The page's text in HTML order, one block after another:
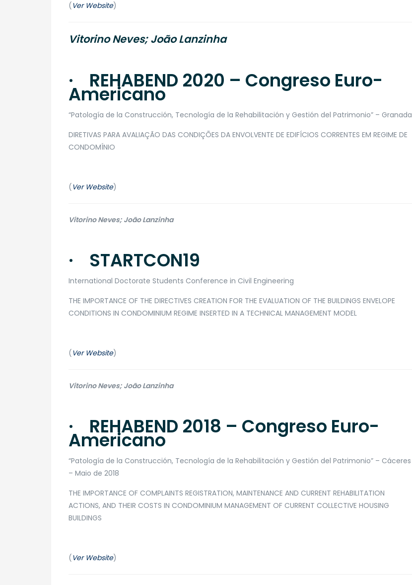
( Ver Website)
Vitorino Neves; João Lanzinha
· REHABEND 2020 – Congreso Euro-
Americano
“Patología de la Construcción, Tecnología de la Rehabilitación y Gestión del Patrimonio” – Granada
​DIRETIVAS PARA AVALIAÇÃO DAS CONDIÇÕES DA ENVOLVENTE DE EDIFÍCIOS CORRENTES EM REGIME DE
CONDOMÍNIO
( Ver Website)
Vitorino Neves; João Lanzinha
· STARTCON19
International Doctorate Students Conference in Civil Engineering
​THE IMPORTANCE OF THE DIRECTIVES CREATION FOR THE EVALUATION OF THE BUILDINGS ENVELOPE
CONDITIONS IN CONDOMINIUM REGIME INSERTED IN A TECHNICAL MANAGEMENT MODEL
( Ver Website)
Vitorino Neves; João Lanzinha
· REHABEND 2018 – Congreso Euro-
Americano
“Patología de la Construcción, Tecnología de la Rehabilitación y Gestión del Patrimonio” – Cáceres
– Maio de 2018
​THE IMPORTANCE OF COMPLAINTS REGISTRATION, MAINTENANCE AND CURRENT REHABILITATION
ACTIONS, AND THEIR COSTS IN CONDOMINIUM MANAGEMENT OF CURRENT COLLECTIVE HOUSING
BUILDINGS
( Ver Website)